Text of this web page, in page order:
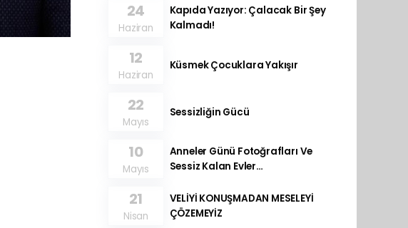
24
Haziran
Kapıda Yazıyor: Çalacak Bir Şey
Kalmadı!
12
Haziran
Küsmek Çocuklara Yakışır
22
Mayıs
Sessizliğin Gücü
10
Mayıs
Anneler Günü Fotoğrafları Ve
Sessiz Kalan Evler…
21
Nisan
VELİYİ KONUŞMADAN MESELEYİ
ÇÖZEMEYİZ